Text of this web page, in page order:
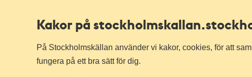
Kakor på stockholmskallan
På Stockholmskällan använder vi kakor, cookies, för att
fungera på ett bra sätt för dig.